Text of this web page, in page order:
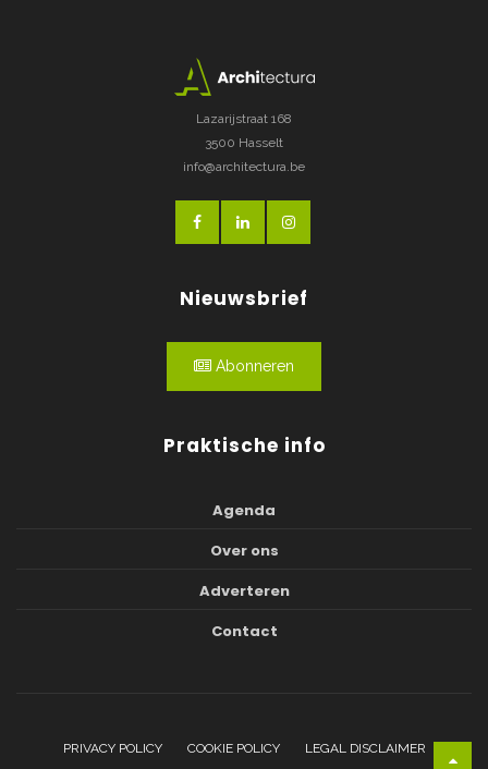
Lazarijstraat 168
3500 Hasselt
info@architectura.be
Nieuwsbrief
Abonneren
Praktische info
Agenda
Over ons
Adverteren
Contact
PRIVACY POLICY COOKIE POLICY LEGAL DISCLAIMER